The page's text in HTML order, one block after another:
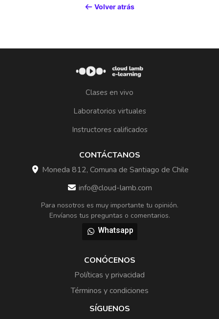
Volver atrás
Clases en vivo
Laboratorios virtuales
Instructores calificados
CONTÁCTANOS
Moneda 812, Comuna de Santiago de Chile
info@cloud-lamb.com
Para nosotros es muy importante tu opinión.
Envíanos tus preguntas o comentarios.
Whatsapp
CONÓCENOS
Políticas y privacidad
Términos y condiciones
SÍGUENOS